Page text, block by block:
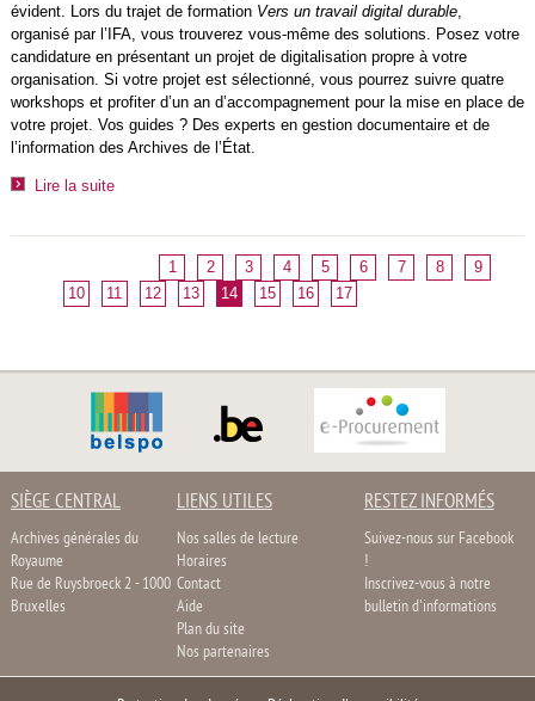
évident. Lors du trajet de formation Vers un travail digital durable,
organisé par l’IFA, vous trouverez vous-même des solutions. Posez votre
candidature en présentant un projet de digitalisation propre à votre
organisation. Si votre projet est sélectionné, vous pourrez suivre quatre
workshops et profiter d’un an d’accompagnement pour la mise en place de
votre projet. Vos guides ? Des experts en gestion documentaire et de
l’information des Archives de l’État.
Lire la suite
1 2 3 4 5 6 7 8
9
10
11 12 13 14 15 16 17
SIÈGE CENTRAL
Archives générales du
Royaume
Rue de Ruysbroeck 2 - 1000
Bruxelles
LIENS UTILES
Nos salles de lecture
Horaires
Contact
Aide
Plan du site
Nos partenaires
RESTEZ INFORMÉS
Suivez-nous sur Facebook
!
Inscrivez-vous à notre
bulletin d'informations